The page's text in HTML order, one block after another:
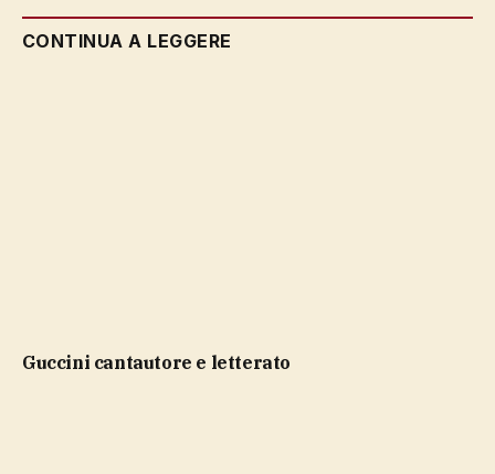
CONTINUA A LEGGERE
Guccini cantautore e letterato